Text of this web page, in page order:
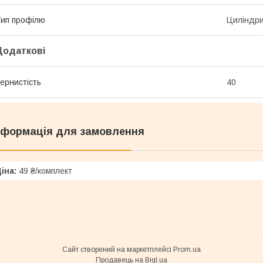
профілю
40
для замовлення
49 ₴/комплект
Сайт створений на маркетплейсі Prom.ua
Продавець на Bigl.ua